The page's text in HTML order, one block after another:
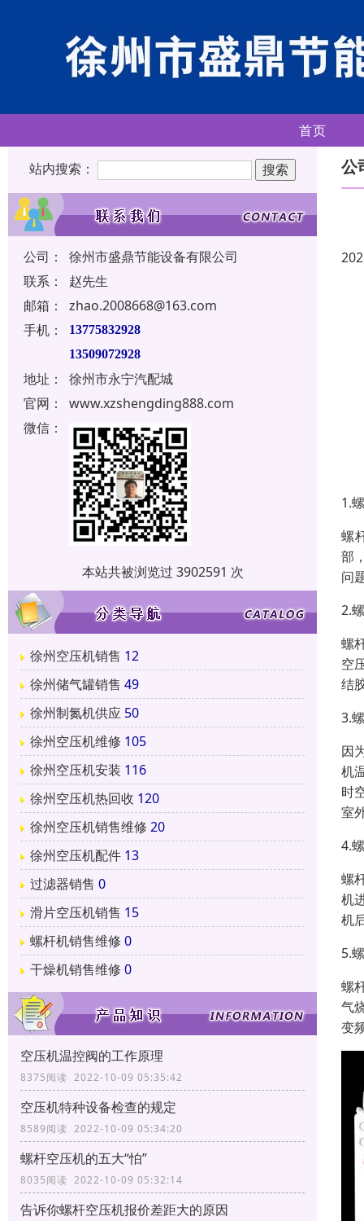
首页
站内搜索：
公司：
徐州市盛鼎节能设备有限公司
联系：
赵先生
邮箱：
zhao.2008668@163.com
手机：
13775832928
13509072928
地址：
徐州市永宁汽配城
官网：
www.xzshengding888.com
微信：
本站共被浏览过 3902591 次
徐州空压机销售 12
徐州储气罐销售 49
徐州制氮机供应 50
徐州空压机维修 105
徐州空压机安装 116
徐州空压机热回收 120
徐州空压机销售维修 20
徐州空压机配件 13
过滤器销售 0
滑片空压机销售 15
螺杆机销售维修 0
干燥机销售维修 0
空压机温控阀的工作原理
8375阅读 2022-10-09 05:35:42
空压机特种设备检查的规定
8589阅读 2022-10-09 05:34:20
螺杆空压机的五大“怕”
8035阅读 2022-10-09 05:32:14
告诉你螺杆空压机报价差距大的原因
公
1.
螺
部
问
2.
螺
空
结
3.
因
机
时
室
4.
螺
机
机
5.
螺
气
变